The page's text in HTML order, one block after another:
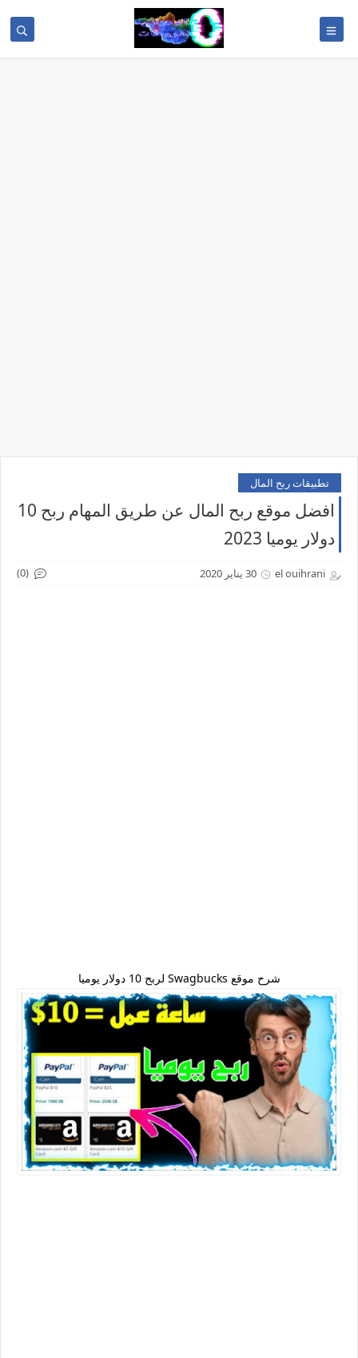
تطبيقات ربح المال
افضل موقع ربح المال عن طريق المهام ربح 10
دولار يوميا 2023
el ouihrani 30 يناير 2020 (0)
شرح موقع Swagbucks لربح 10 دولار يوميا